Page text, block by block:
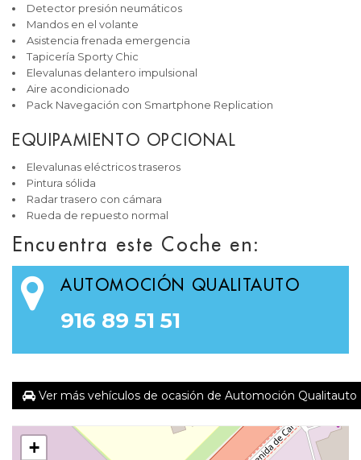
Detector presión neumáticos
Mandos en el volante
Asistencia frenada emergencia
Tapicería Sporty Chic
Elevalunas delantero impulsional
Aire acondicionado
Pack Navegación con Smartphone Replication
EQUIPAMIENTO OPCIONAL
Elevalunas eléctricos traseros
Pintura sólida
Radar trasero con cámara
Rueda de repuesto normal
Encuentra este Coche en:
AUTOMOCIÓN QUALITAUTO
916 89 51 51
Ver más vehículos de ocasión de Automoción Qualitauto
+